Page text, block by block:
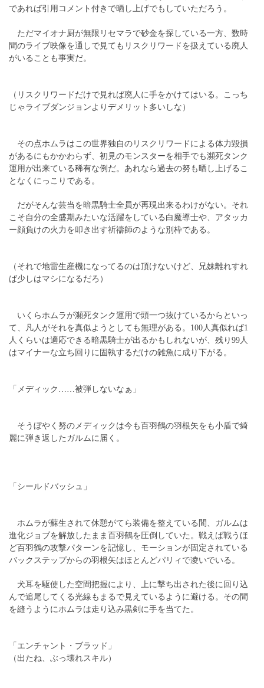
であれば引用コメント付きで晒し上げでもしていただろう。
ただマイオナ厨が無限リセマラで砂金を探している一方、数時
間のライブ映像を通しで見てもリスクリワードを扱えている廃人
がいることも事実だ。
（リスクリワードだけで見れば廃人に手をかけてはいる。こっち
じゃライブダンジョンよりデメリット多いしな）
その点ホムラはこの世界独自のリスクリワードによる体力毀損
があるにもかかわらず、初見のモンスターを相手でも瀕死タンク
運用が出来ている稀有な例だ。あれなら過去の努も晒し上げるこ
となくにっこりである。
だがそんな芸当を暗黒騎士全員が再現出来るわけがない。それ
こそ自分の全盛期みたいな活躍をしている白魔導士や、アタッカ
ー顔負けの火力を叩き出す祈禱師のような別枠である。
（それで地雷生産機になってるのは頂けないけど、兄妹離れすれ
ば少しはマシになるだろ）
いくらホムラが瀕死タンク運用で頭一つ抜けているからといっ
て、凡人がそれを真似ようとしても無理がある。100人真似れば1
人くらいは適応できる暗黒騎士が出るかもしれないが、残り99人
はマイナーな立ち回りに固執するだけの雑魚に成り下がる。
「メディック……被弾しないなぁ」
そうぼやく努のメディックは今も百羽鶴の羽根矢をも小盾で綺
麗に弾き返したガルムに届く。
「シールドバッシュ」
ホムラが蘇生されて休憩がてら装備を整えている間、ガルムは
進化ジョブを解放したまま百羽鶴を圧倒していた。戦えば戦うほ
ど百羽鶴の攻撃パターンを記憶し、モーションが固定されている
バックステップからの羽根矢はほとんどパリィで凌いでいる。
犬耳を駆使した空間把握により、上に撃ち出された後に回り込
んで追尾してくる光線もまるで見えているように避ける。その間
を縫うようにホムラは走り込み黒剣に手を当てた。
「エンチャント・ブラッド」
（出たね、ぶっ壊れスキル）